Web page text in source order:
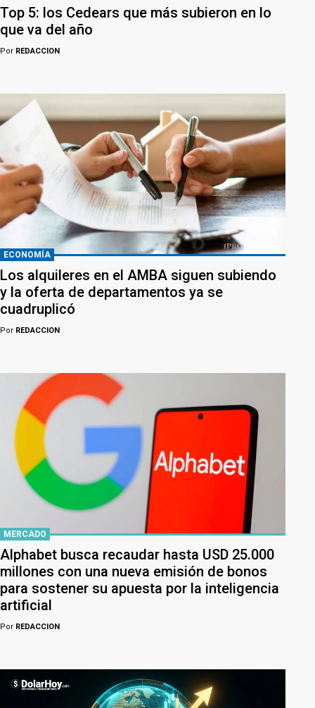
Top 5: los Cedears que más subieron en lo
que va del año
Por REDACCION
ECONOMÍA
Los alquileres en el AMBA siguen subiendo
y la oferta de departamentos ya se
cuadruplicó
Por REDACCION
MERCADO
Alphabet busca recaudar hasta USD 25.000
millones con una nueva emisión de bonos
para sostener su apuesta por la inteligencia
artificial
Por REDACCION